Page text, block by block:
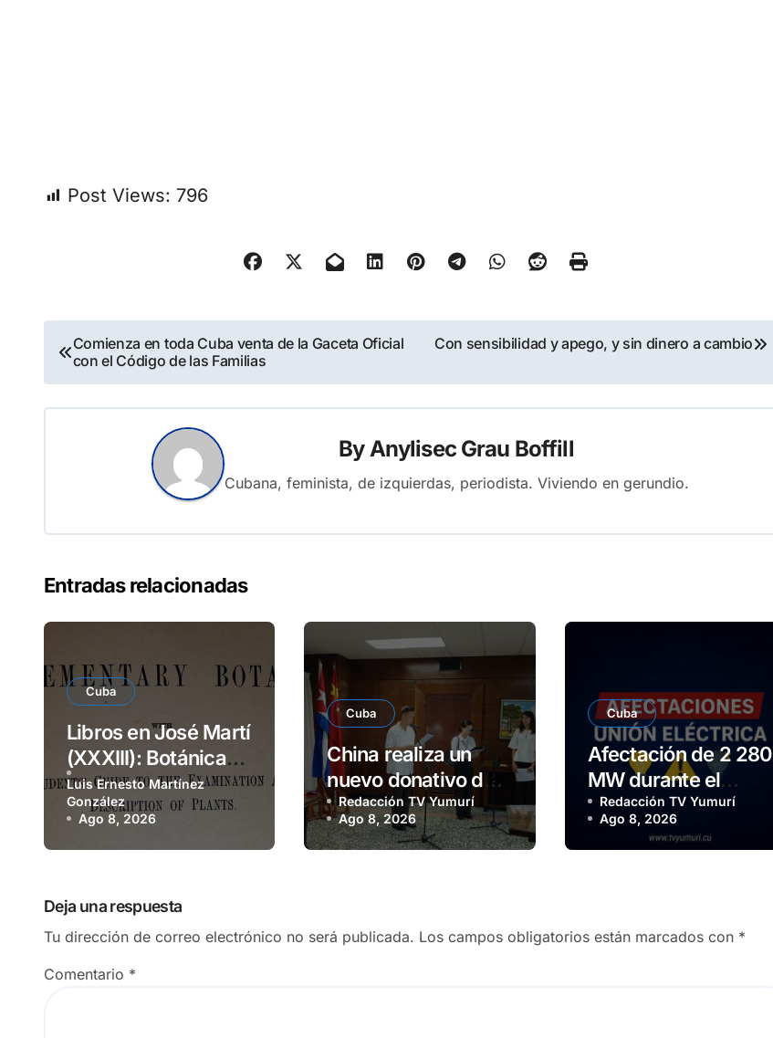
Post Views: 796
Navegación
de
entradas
Comienza en toda Cuba venta de la Gaceta Oficial
con el Código de las Familias
Con sensibilidad y apego, y sin dinero a cambio
ByAnylisec Grau Boffill
Cubana, feminista, de izquierdas, periodista. Viviendo en gerundio.
Entradas relacionadas
Cuba
Libros en José Martí
(XXXIII): Botánica
elemental
Luis Ernesto Martínez
González
Ago 8, 2026
Cuba
China realiza un
nuevo donativo de 5
000 sistemas
fotovoltaicos
Redacción TV Yumurí
Ago 8, 2026
Cuba
Afectación de 2 280
MW durante el
horario pico de este
sábado
Redacción TV Yumurí
Ago 8, 2026
Deja una respuesta
Tu dirección de correo electrónico no será publicada. Los campos obligatorios están marcados con *
Comentario *